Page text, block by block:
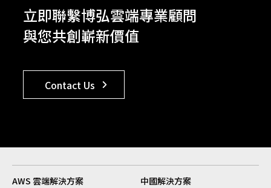
立即聯繫博弘雲端專業顧問
與您共創嶄新價值
Contact Us
AWS 雲端解決方案 中國解決方案